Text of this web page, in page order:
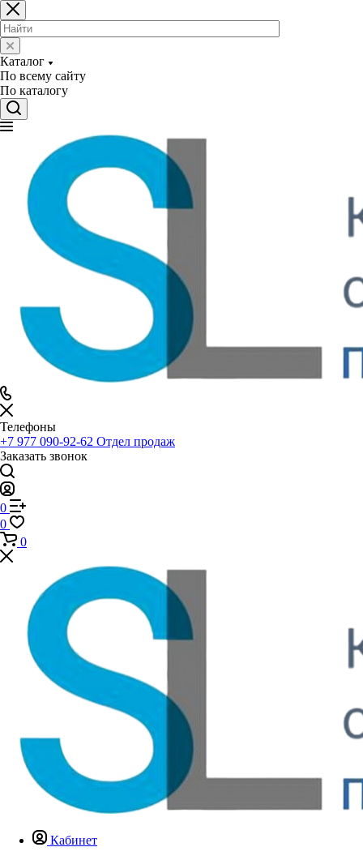
Каталог
По всему сайту
По каталогу
Телефоны
+7 977 090-92-62 Отдел продаж
Заказать звонок
0
0
0
Кабинет